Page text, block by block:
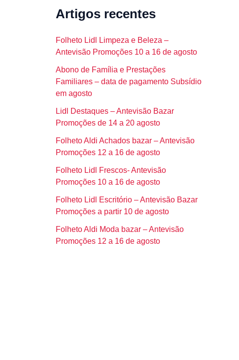
Artigos recentes
Folheto Lidl Limpeza e Beleza –
Antevisão Promoções 10 a 16 de agosto
Abono de Família e Prestações
Familiares – data de pagamento Subsídio
em agosto
Lidl Destaques – Antevisão Bazar
Promoções de 14 a 20 agosto
Folheto Aldi Achados bazar – Antevisão
Promoções 12 a 16 de agosto
Folheto Lidl Frescos- Antevisão
Promoções 10 a 16 de agosto
Folheto Lidl Escritório – Antevisão Bazar
Promoções a partir 10 de agosto
Folheto Aldi Moda bazar – Antevisão
Promoções 12 a 16 de agosto